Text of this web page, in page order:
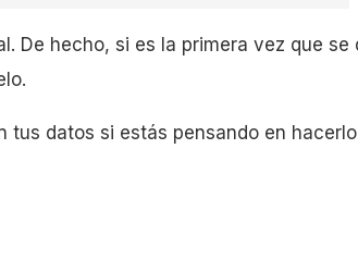
De hecho, si es la primera vez que
tus datos si estás pensando en